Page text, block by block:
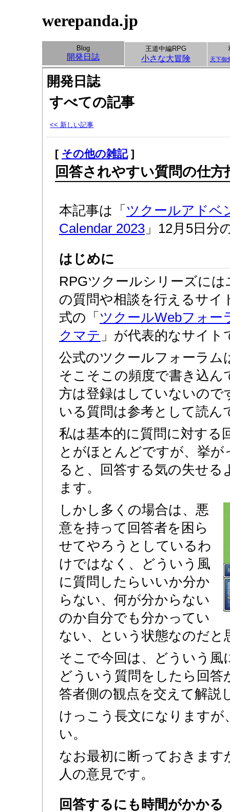
werepanda.jp
Blog
開発日誌
王道中編RPG
小さな大冒険 天下御
開発日誌
すべての記事
<< 新しい記事
[ その他の雑記]
回答されやすい質問の仕方
本記事は「 ツクールアドベ
Calendar 2023 」12月5日分
はじめに
RPGツクールシリーズに
の質問や相談を行えるサイ
式の「 ツクールWebフォー
クマテ 」が代表的なサイト
公式のツクールフォーラム
そこそこの頻度で書き込
方は登録はしていないので
いる質問は参考として読ん
私は基本的に質問に対する
とがほとんどですが、挙
ると、回答する気の失せる
ます。
しかし多くの場合は、悪
意を持って回答者を困ら
せてやろうとしているわ
けではなく、どういう風
に質問したらいいか分か
らない、何が分からない
のか自分でも分かってい
ない、という状態なのだと
そこで今回は、どういう風
どういう質問をしたら回
答者側の観点を交えて解説
けっこう長文になりますが
い。
なお最初に断っておきます
人の意見です。
回答するにも時間がかかる